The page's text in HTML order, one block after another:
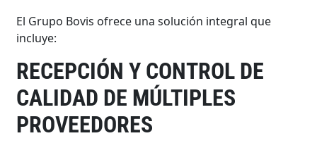
El Grupo Bovis ofrece una solución integral que
incluye:
RECEPCIÓN Y CONTROL DE
CALIDAD DE MÚLTIPLES
PROVEEDORES